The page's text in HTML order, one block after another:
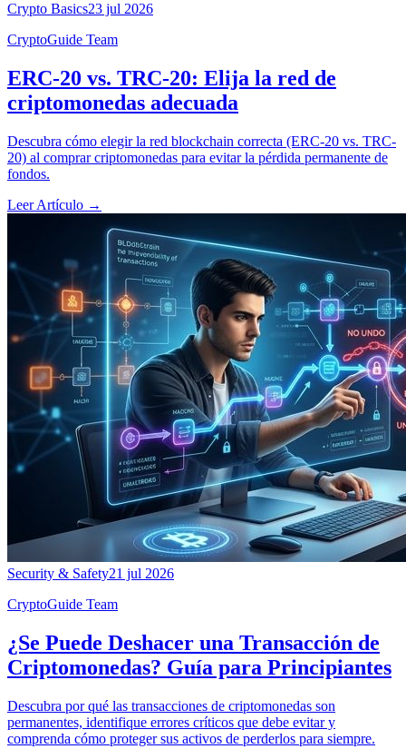
Crypto Basics23 jul 2026
CryptoGuide Team
ERC-20 vs. TRC-20: Elija la red de
criptomonedas adecuada
Descubra cómo elegir la red blockchain correcta (ERC-20 vs. TRC-
20) al comprar criptomonedas para evitar la pérdida permanente de
fondos.
Leer Artículo →
Security & Safety21 jul 2026
CryptoGuide Team
¿Se Puede Deshacer una Transacción de
Criptomonedas? Guía para Principiantes
Descubra por qué las transacciones de criptomonedas son
permanentes, identifique errores críticos que debe evitar y
comprenda cómo proteger sus activos de perderlos para siempre.